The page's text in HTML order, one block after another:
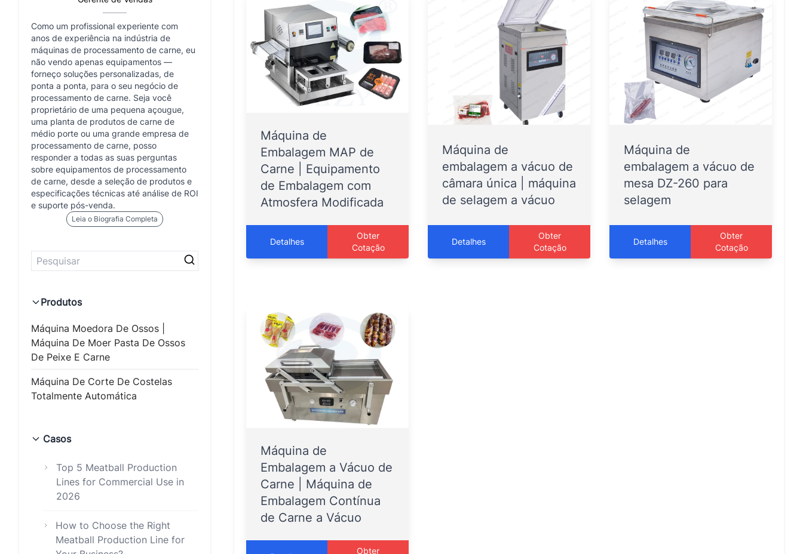
Como um profissional experiente com
anos de experiência na indústria de
máquinas de processamento de carne, eu
não vendo apenas equipamentos —
forneço soluções personalizadas, de
ponta a ponta, para o seu negócio de
processamento de carne. Seja você
proprietário de uma pequena açougue,
uma planta de produtos de carne de
médio porte ou uma grande empresa de
processamento de carne, posso
responder a todas as suas perguntas
sobre equipamentos de processamento
de carne, desde a seleção de produtos e
especificações técnicas até análise de ROI
e suporte pós-venda.
Leia o Biografia Completa
Produtos
Máquina Moedora De Ossos |
Máquina De Moer Pasta De Ossos
De Peixe E Carne
Máquina De Corte De Costelas
Totalmente Automática
Casos
Top 5 Meatball Production
Lines for Commercial Use in
2026
How to Choose the Right
Meatball Production Line for
Máquina de
Embalagem MAP de
Carne | Equipamento
de Embalagem com
Atmosfera Modificada
Detalhes
Obter
Cotação
Máquina de
embalagem a vácuo de
câmara única | máquina
de selagem a vácuo
Detalhes
Obter
Cotação
Máquina de
embalagem a vácuo de
mesa DZ-260 para
selagem
Detalhes
Obter
Cotação
Máquina de
Embalagem a Vácuo de
Carne | Máquina de
Embalagem Contínua
de Carne a Vácuo
Obter